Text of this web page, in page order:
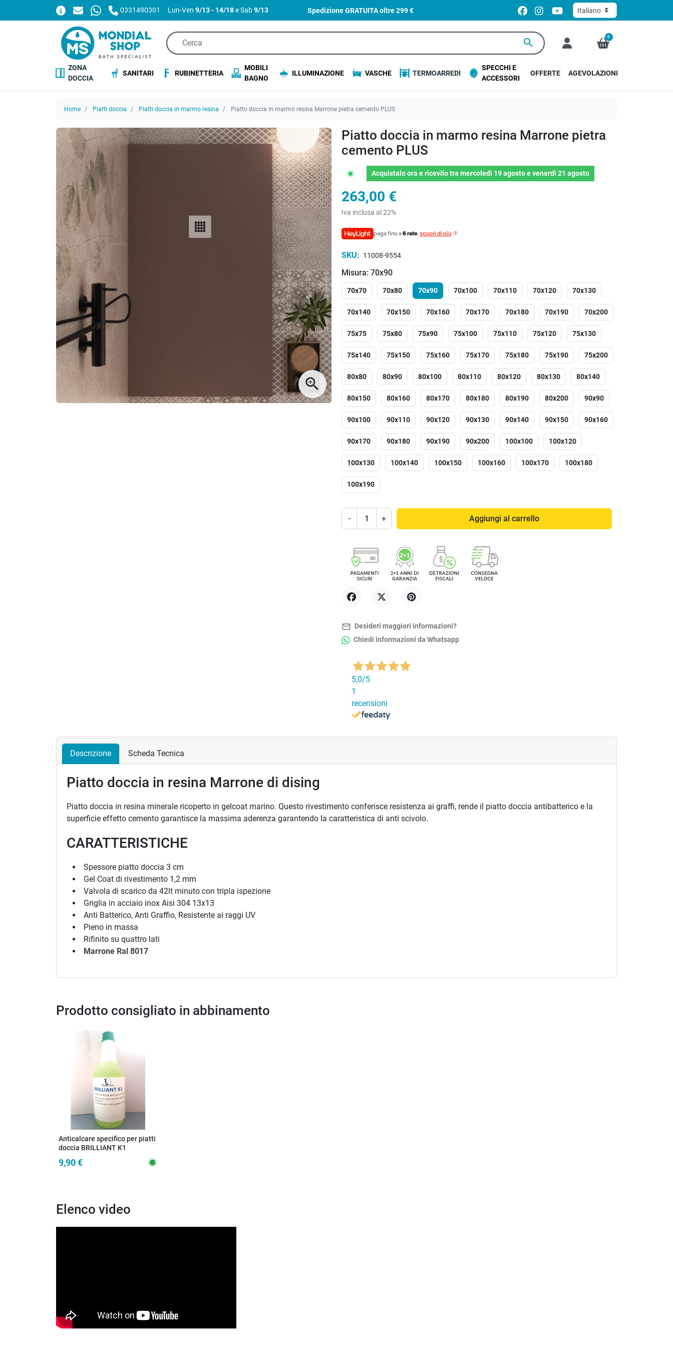
0331490301 Lun-Ven9/13 - 14/18e Sab9/13 Spedizione GRATUITA oltre299 €
search 0
ZONA
DOCCIA
SANITARI RUBINETTERIA
MOBILI
BAGNO
ILLUMINAZIONE VASCHE TERMOARREDI
SPECCHI E
ACCESSORI
OFFERTE AGEVOLAZIONI
Home Piatti doccia Piatti doccia in marmo resina Piatto doccia in marmo resina Marrone pietra cemento PLUS
zoom_in
Piatto doccia in marmo resina Marrone pietra
cemento PLUS
Acquistalo ora e ricevilotramercoledì 19 agostoevenerdì 21 agosto
263,00 €
Iva inclusa al 22%
paga fino a6 rate, scopri di più
SKU: 11008-9554
Misura: 70x90
70x70 70x80 70x90 70x100 70x110 70x120 70x130
70x140 70x150 70x160 70x170 70x180 70x190 70x200
75x75 75x80 75x90 75x100 75x110 75x120 75x130
75x140 75x150 75x160 75x170 75x180 75x190 75x200
80x80 80x90 80x100 80x110 80x120 80x130 80x140
80x150 80x160 80x170 80x180 80x190 80x200 90x90
90x100 90x110 90x120 90x130 90x140 90x150 90x160
90x170 90x180 90x190 90x200 100x100 100x120
100x130 100x140 100x150 100x160 100x170 100x180
100x190
- + Aggiungi al carrello
mail_outline Desideri maggiori informazioni?
Chiedi informazioni da Whatsapp
5,0/5
1
recensioni
Descrizione Scheda Tecnica
Piatto doccia in resina Marrone di dising
Piatto doccia in resina minerale ricoperto in gelcoat marino. Questo rivestimento conferisce resistenza ai graffi, rende il piatto doccia antibatterico e la
superficie effetto cemento garantisce la massima aderenza garantendo la caratteristica di anti scivolo.
CARATTERISTICHE
Spessore piatto doccia 3 cm
Gel Coat di rivestimento 1,2 mm
Valvola di scarico da 42lt minuto con tripla ispezione
Griglia in acciaio inox Aisi 304 13x13
Anti Batterico, Anti Graffio, Resistente ai raggi UV
Pieno in massa
Rifinito su quattro lati
Marrone Ral 8017
Prodotto consigliato in abbinamento
Anticalcare specifico per piatti
doccia BRILLIANT K1
9,90 €
Elenco video